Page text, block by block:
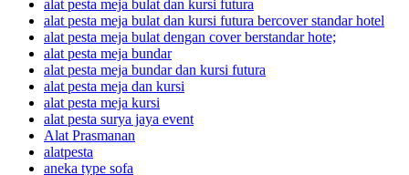
alat pesta meja bulat dan kursi futura
alat pesta meja bulat dan kursi futura bercover standar hotel
alat pesta meja bulat dengan cover berstandar hote;
alat pesta meja bundar
alat pesta meja bundar dan kursi futura
alat pesta meja dan kursi
alat pesta meja kursi
alat pesta surya jaya event
Alat Prasmanan
alatpesta
aneka type sofa